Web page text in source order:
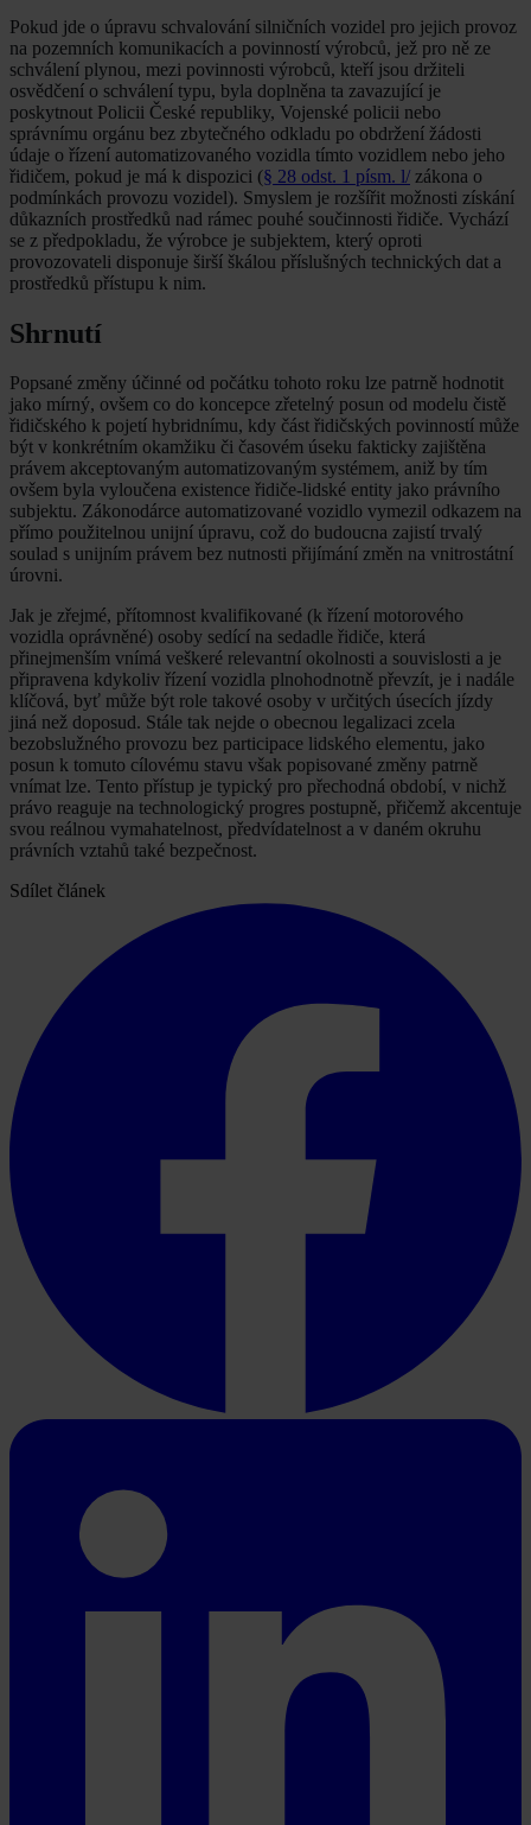
Pokud jde o úpravu schvalování silničních vozidel pro jejich provoz
na pozemních komunikacích a povinností výrobců, jež pro ně ze
schválení plynou, mezi povinnosti výrobců, kteří jsou držiteli
osvědčení o schválení typu, byla doplněna ta zavazující je
poskytnout Policii České republiky, Vojenské policii nebo
správnímu orgánu bez zbytečného odkladu po obdržení žádosti
údaje o řízení automatizovaného vozidla tímto vozidlem nebo jeho
řidičem, pokud je má k dispozici (§ 28 odst. 1 písm. l/ zákona o
podmínkách provozu vozidel). Smyslem je rozšířit možnosti získání
důkazních prostředků nad rámec pouhé součinnosti řidiče. Vychází
se z předpokladu, že výrobce je subjektem, který oproti
provozovateli disponuje širší škálou příslušných technických dat a
prostředků přístupu k nim.
Shrnutí
Popsané změny účinné od počátku tohoto roku lze patrně hodnotit
jako mírný, ovšem co do koncepce zřetelný posun od modelu čistě
řidičského k pojetí hybridnímu, kdy část řidičských povinností může
být v konkrétním okamžiku či časovém úseku fakticky zajištěna
právem akceptovaným automatizovaným systémem, aniž by tím
ovšem byla vyloučena existence řidiče-lidské entity jako právního
subjektu. Zákonodárce automatizované vozidlo vymezil odkazem na
přímo použitelnou unijní úpravu, což do budoucna zajistí trvalý
soulad s unijním právem bez nutnosti přijímání změn na vnitrostátní
úrovni.
Jak je zřejmé, přítomnost kvalifikované (k řízení motorového
vozidla oprávněné) osoby sedící na sedadle řidiče, která
přinejmenším vnímá veškeré relevantní okolnosti a souvislosti a je
připravena kdykoliv řízení vozidla plnohodnotně převzít, je i nadále
klíčová, byť může být role takové osoby v určitých úsecích jízdy
jiná než doposud. Stále tak nejde o obecnou legalizaci zcela
bezobslužného provozu bez participace lidského elementu, jako
posun k tomuto cílovému stavu však popisované změny patrně
vnímat lze. Tento přístup je typický pro přechodná období, v nichž
právo reaguje na technologický progres postupně, přičemž akcentuje
svou reálnou vymahatelnost, předvídatelnost a v daném okruhu
právních vztahů také bezpečnost.
Sdílet článek